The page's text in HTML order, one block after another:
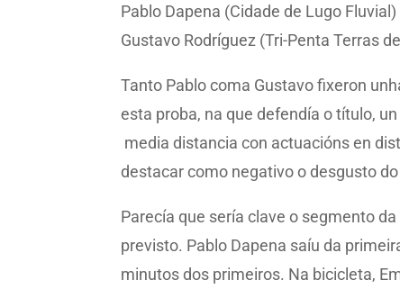
Pablo Dapena (Cidade de Lugo
Gustavo Rodríguez (Tri-Penta Terras
Tanto Pablo coma Gustavo fixeron
esta proba, na que defendía o título,
media distancia con actuacións en
destacar como negativo o desgusto
Parecía que sería clave o segmento
previsto. Pablo Dapena saíu da
minutos dos primeiros. Na bicicleta,